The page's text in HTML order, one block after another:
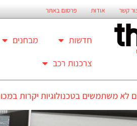
קשר אודות פרסום באתר
חדשות מבחנים
צרכנות רכב
לא משתמשים בטכנולוגיות יקרות